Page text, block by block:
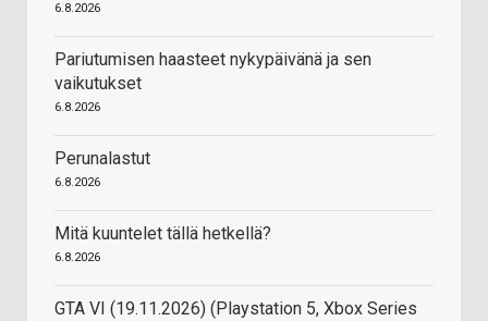
6.8.2026
Pariutumisen haasteet nykypäivänä ja sen
vaikutukset
6.8.2026
Perunalastut
6.8.2026
Mitä kuuntelet tällä hetkellä?
6.8.2026
GTA VI (19.11.2026) (Playstation 5, Xbox Series